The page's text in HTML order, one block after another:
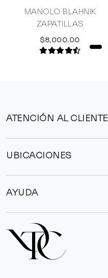
MANOLO BLAHNIK
ZAPATILLAS
$8,000.00
ATENCIÓN AL CLIENTE
UBICACIONES
AYUDA